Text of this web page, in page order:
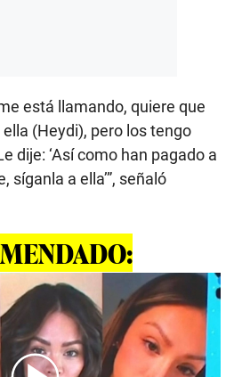
está llamando, quiere que
(Heydi), pero los tengo
dije: ‘Así como han pagado a
síganla a ella’”, señaló